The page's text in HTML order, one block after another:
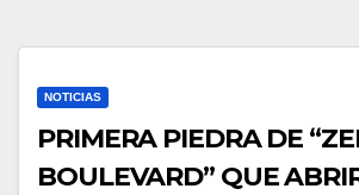
NOTICIAS
PRIMERA PIEDRA DE
BOULEVARD” QUE